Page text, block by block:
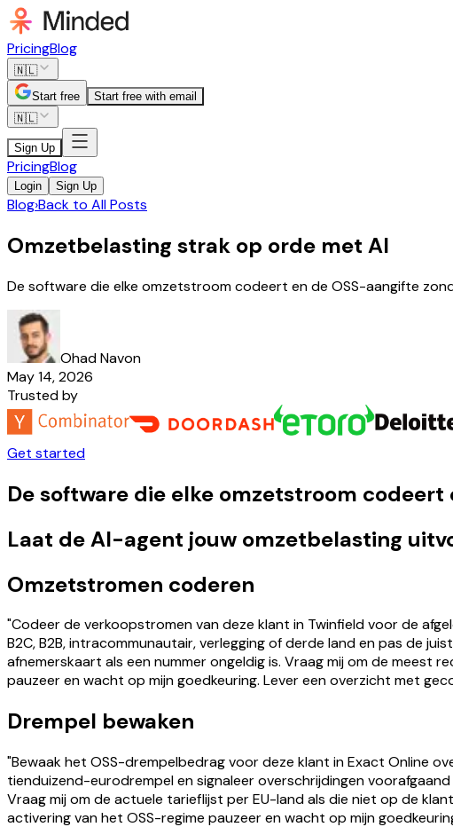
PricingBlog
🇳🇱
Start free
Start free with email
🇳🇱
Sign Up
PricingBlog
Login Sign Up
Blog›Back to All Posts
Omzetbelasting strak op orde met AI
De software die elke omzetstroom codeert en de OSS-aangifte
Ohad Navon
May 14, 2026
Trusted by
Get started
De software die elke omzetstroom
Laat de AI-agent jouw omzetbelasting
Omzetstromen coderen
"Codeer de verkoopstromen van deze klant in Twinfield voor de
B2C, B2B, intracommunautair, verlegging of derde land en pas de
afnemerskaart als een nummer ongeldig is. Vraag mij om de meest
pauzeer en wacht op mijn goedkeuring. Lever een overzicht met
Drempel bewaken
"Bewaak het OSS-drempelbedrag voor deze klant in Exact Online
tienduizend-eurodrempel en signaleer overschrijdingen
Vraag mij om de actuele tarieflijst per EU-land als die niet op de
activering van het OSS-regime pauzeer en wacht op mijn